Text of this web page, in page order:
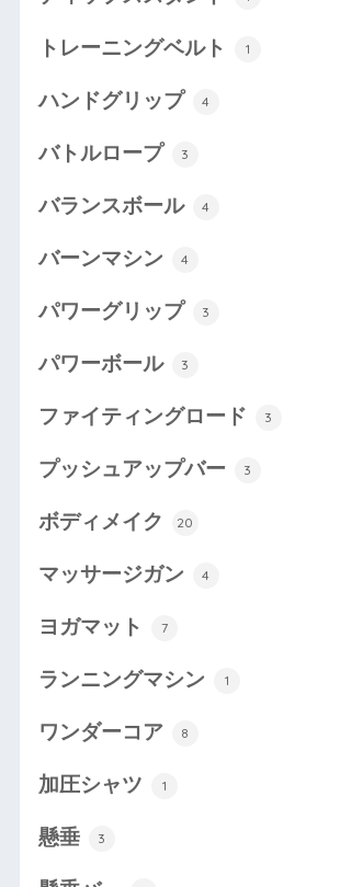
トレーニングベルト 1
ハンドグリップ 4
バトルロープ 3
バランスボール 4
バーンマシン 4
パワーグリップ 3
パワーボール 3
ファイティングロード 3
プッシュアップバー 3
ボディメイク 20
マッサージガン 4
ヨガマット 7
ランニングマシン 1
ワンダーコア 8
加圧シャツ 1
懸垂 3